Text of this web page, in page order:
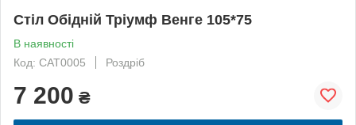
Стіл Обідній Тріумф Венге 105*75
В наявності
Код: САТ0005
Роздріб
7 200 ₴